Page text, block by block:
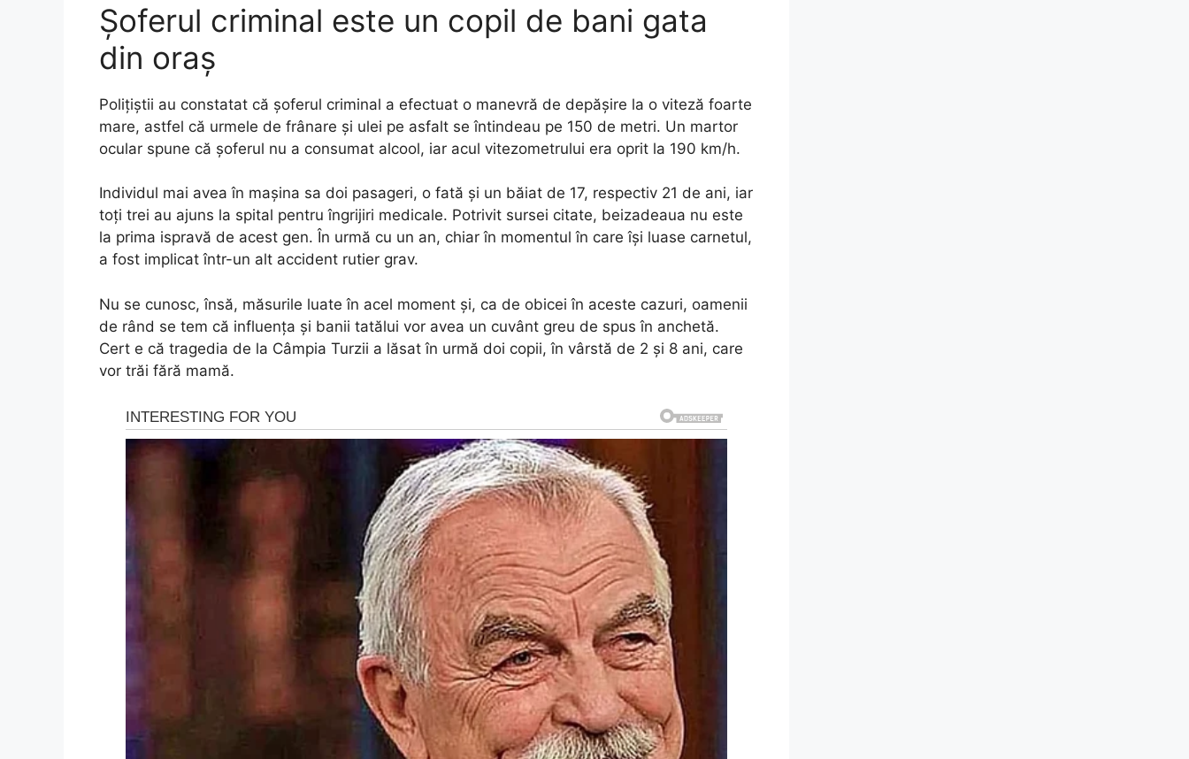
Șoferul criminal este un copil de bani gata
din oraș
Polițiștii au constatat că șoferul criminal a efectuat o manevră de depășire la o viteză foarte
mare, astfel că urmele de frânare și ulei pe asfalt se întindeau pe 150 de metri. Un martor
ocular spune că șoferul nu a consumat alcool, iar acul vitezometrului era oprit la 190 km/h.
Individul mai avea în mașina sa doi pasageri, o fată și un băiat de 17, respectiv 21 de ani, iar
toți trei au ajuns la spital pentru îngrijiri medicale. Potrivit sursei citate, beizadeaua nu este
la prima ispravă de acest gen. În urmă cu un an, chiar în momentul în care își luase carnetul,
a fost implicat într-un alt accident rutier grav.
Nu se cunosc, însă, măsurile luate în acel moment și, ca de obicei în aceste cazuri, oamenii
de rând se tem că influența și banii tatălui vor avea un cuvânt greu de spus în anchetă.
Cert e că tragedia de la Câmpia Turzii a lăsat în urmă doi copii, în vârstă de 2 și 8 ani, care
vor trăi fără mamă.